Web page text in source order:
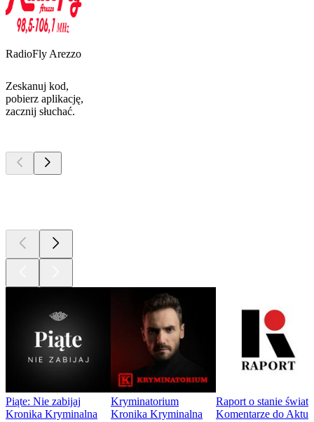
RadioFly Arezzo
Zeskanuj kod,
pobierz aplikację,
zacznij słuchać.
Piąte: Nie zabijaj
Kronika Kryminalna
Kryminatorium
Kronika Kryminalna
Raport o stanie
Komentarze do